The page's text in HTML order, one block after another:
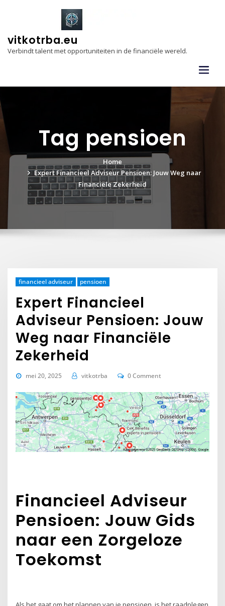
vitkotrba.eu
Verbindt talent met opportuniteiten in de financiële wereld.
Tag pensioen
Home
Expert Financieel Adviseur Pensioen: Jouw Weg naar
Financiële Zekerheid
financieel adviseur pensioen
Expert Financieel
Adviseur Pensioen: Jouw
Weg naar Financiële
Zekerheid
mei 20, 2025 vitkotrba 0 Comment
Financieel Adviseur
Pensioen: Jouw Gids
naar een Zorgeloze
Toekomst